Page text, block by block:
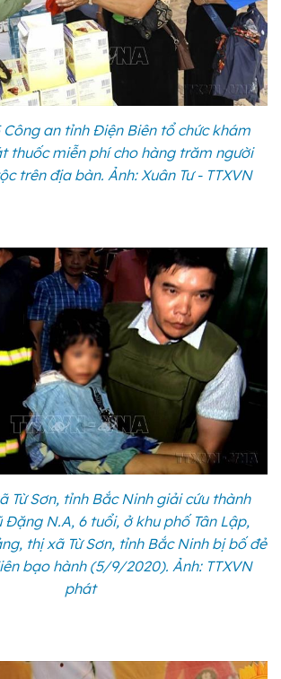
Công an tỉnh Điện Biên tổ chức khám
thuốc miễn phí cho hàng trăm người
trên địa bàn. Ảnh: Xuân Tư - TTXVN
Từ Sơn, tỉnh Bắc Ninh giải cứu thành
Đặng N.A, 6 tuổi, ở khu phố Tân Lập,
thị xã Từ Sơn, tỉnh Bắc Ninh bị bố đẻ
bạo hành (5/9/2020). Ảnh: TTXVN
phát